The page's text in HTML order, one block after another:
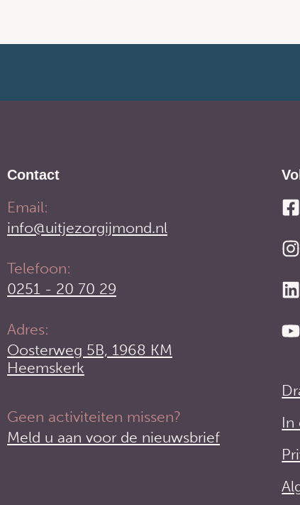
Contact
Email:
info@uitjezorgijmond.nl
Telefoon:
0251 - 20 70 29
Adres:
Oosterweg 5B, 1968 KM
Heemskerk
Geen activiteiten missen?
Meld u aan voor de nieuwsbrief
In